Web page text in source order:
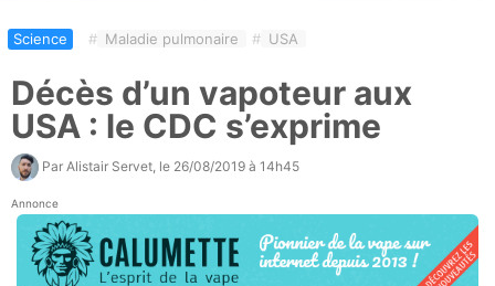
Science # Maladie pulmonaire # USA
Décès d’un vapoteur aux
USA : le CDC s’exprime
Par Alistair Servet , le 26/08/2019 à 14h45
Annonce